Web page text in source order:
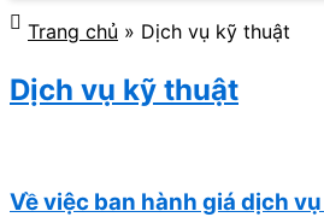
Trang chủ » Dịch vụ kỹ thuật
Dịch vụ kỹ thuật
Về việc ban hành giá dịch